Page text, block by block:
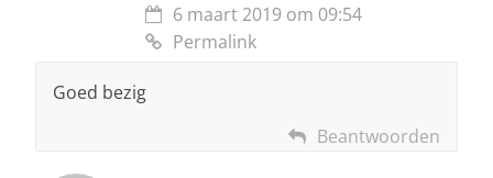
6 maart 2019 om 09:54
Permalink
Goed bezig
Beantwoorden